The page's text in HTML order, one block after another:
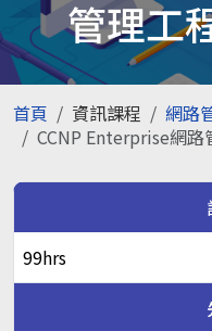
管理工
首頁 資訊課程
網路
CCNP Enterprise網
99hrs